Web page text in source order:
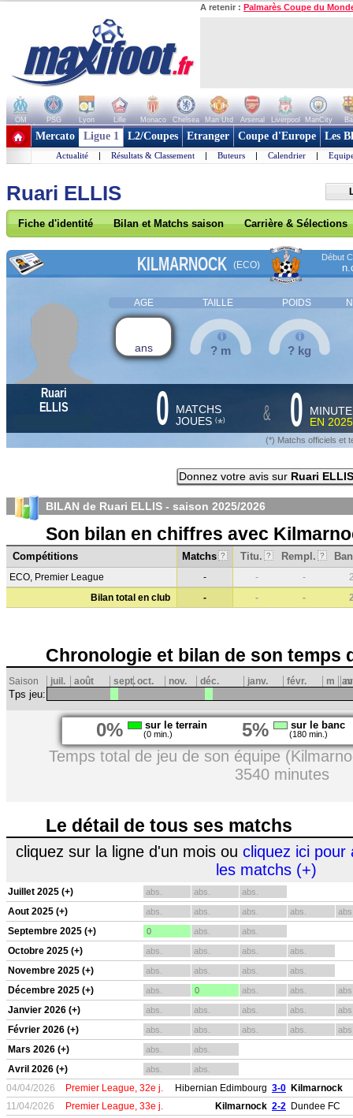
A retenir : Palmarès Coupe du
OM PSG Lyon Lille Monaco Chelsea Man Utd Arsenal Liverpool ManCity
+ de clubs
Mercato Ligue 1 L2/Coupes Etranger Coupe d'Europe Les
Actualité | Résultats & Classement | Buteurs | Calendrier |
Ruari ELLIS
Fiche d'identité Bilan et Matchs saison Carrière & Sélections
KILMARNOCK (ECO)
Début
AGE TAILLE POIDS
ans ? m ? kg
Ruari
ELLIS
0 MATCHS
JOUES (*) & 0
EN
(*) Matchs officiels et
Donnez votre avis sur Ruari ELLIS
BILAN de Ruari ELLIS - saison 2025/2026
Son bilan en chiffres avec
Compétitions Matchs ? Titu. ? Rempl. ?
ECO, Premier League - - -
Bilan total en club
- - -
Chronologie et bilan de son temps
Saison juil. août sept.oct. nov. déc. janv. févr. m
Tps jeu:
0% sur le terrain
(0 min.) 5% sur le banc
(180 min.)
Temps total de jeu de son équipe
3540 minutes
Le détail de tous ses matchs
cliquez sur la ligne d'un mois ou cliquez ici pour
les matchs (+)
Juillet 2025 (+) abs. abs. abs.
Aout 2025 (+) abs. abs. abs. abs.
Septembre 2025 (+) 0 abs. abs.
Octobre 2025 (+) abs. abs. abs. abs.
Novembre 2025 (+) abs. abs. abs. abs.
Décembre 2025 (+) abs. 0 abs. abs.
Janvier 2026 (+) abs. abs. abs. abs.
Février 2026 (+) abs. abs. abs. abs.
Mars 2026 (+) abs. abs.
Avril 2026 (+) abs. abs.
04/04/2026 Premier League, 32e j. Hibernian Edimbourg 3-0 Kilmarnock
11/04/2026
Premier League, 33e j. Kilmarnock 2-2 Dundee FC